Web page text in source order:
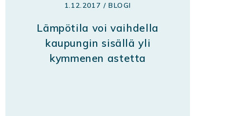
1.12.2017 / BLOGI
Lämpötila voi vaihdella
kaupungin sisällä yli
kymmenen astetta